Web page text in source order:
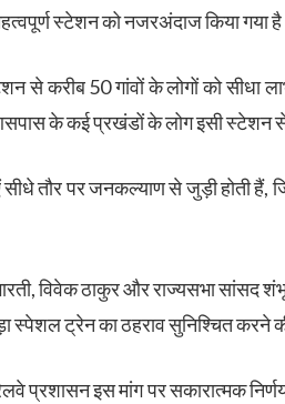
स्टेशन को नजरअंदाज किया गया
से करीब 50 गांवों के लोगों को सीधा
के कई प्रखंडों के लोग इसी स्टेशन
तौर पर जनकल्याण से जुड़ी होती हैं,
विवेक ठाकुर और राज्यसभा
स्पेशल ट्रेन का ठहराव सुनिश्चित करने
प्रशासन इस मांग पर सकारात्मक